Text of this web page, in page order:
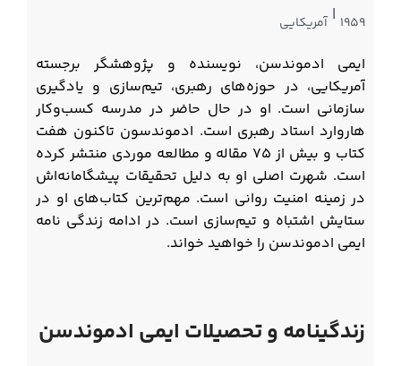
۱۹۵۹ | آمریکایی
ایمی ادموندسن، نویسنده و پژوهشگر برجسته
آمریکایی، در حوزه‌های رهبری، تیم‌سازی و یادگیری
سازمانی است. او در حال حاضر در مدرسه کسب‌وکار
هاروارد استاد رهبری است. ادموندسون تاکنون هفت
کتاب و بیش از ۷۵ مقاله و مطالعه موردی منتشر کرده
است. شهرت اصلی او به دلیل تحقیقات پیشگامانه‌اش
در زمینه امنیت روانی است. مهم‌ترین کتاب‌های او در
ستایش اشتباه و تیم‌سازی است. در ادامه زندگی نامه
ایمی ادموندسن را خواهید خواند.
زندگینامه و تحصیلات ایمی ادموندسن